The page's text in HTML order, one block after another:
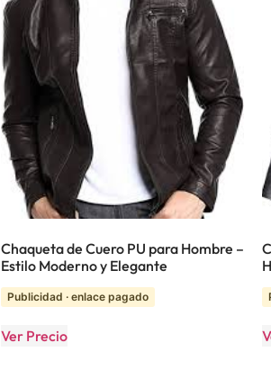
Chaqueta de Cuero PU para Hombre –
Estilo Moderno y Elegante
Publicidad · enlace pagado
Ver Precio